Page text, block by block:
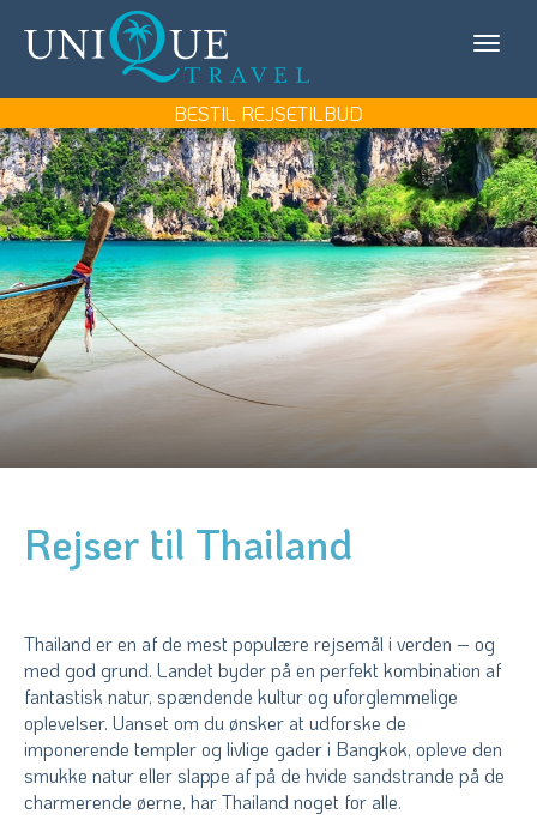
KONTAKT OS
MIN REJSE/LOG IN
Travel
BESTIL REJSETILBUD
REJSEMÅL
REJSETYPER
UDFLUGTER
UNIQUE TRAVEL
Rejser til Thailand
Thailand er en af de mest populære rejsemål i verden – og
med god grund. Landet byder på en perfekt kombination af
fantastisk natur, spændende kultur og uforglemmelige
oplevelser. Uanset om du ønsker at udforske de
imponerende templer og livlige gader i Bangkok, opleve den
smukke natur eller slappe af på de hvide sandstrande på de
charmerende øerne, har Thailand noget for alle.